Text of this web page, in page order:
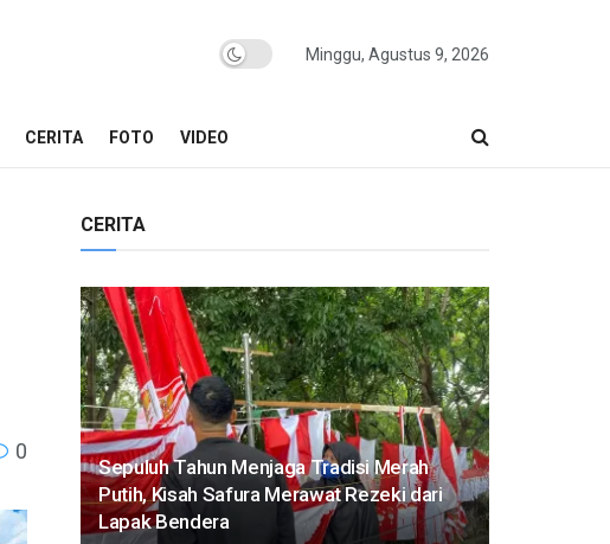
Minggu, Agustus 9, 2026
CERITA FOTO VIDEO
0
CERITA
Sepuluh Tahun Menjaga Tradisi Merah
Putih, Kisah Safura Merawat Rezeki dari
Lapak Bendera